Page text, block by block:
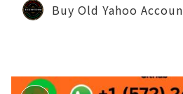
Buy Old Yahoo Accoun